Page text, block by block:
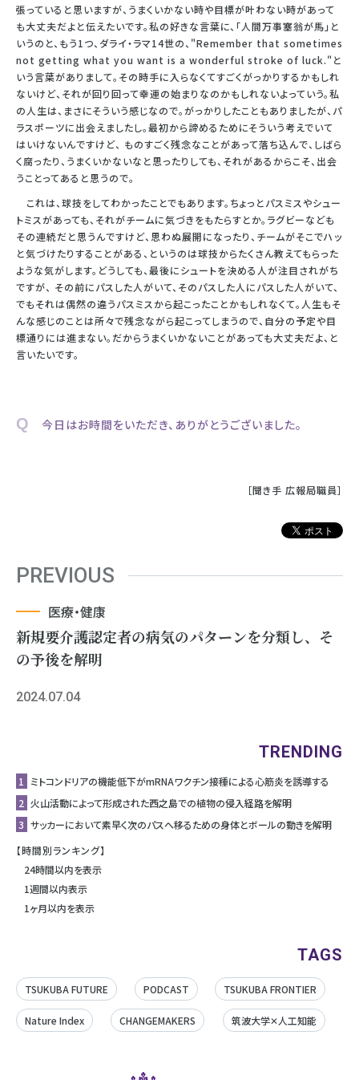
張っていると思いますが、うまくいかない時や目標が叶わない時があって
も大丈夫だよと伝えたいです。私の好きな言葉に、「人間万事塞翁が馬」と
いうのと、もう1つ、ダライ・ラマ14世の、"Remember that sometimes
not getting what you want is a wonderful stroke of luck."と
いう言葉がありまして。その時手に入らなくてすごくがっかりするかもしれ
ないけど、それが回り回って幸運の始まりなのかもしれないよっていう。私
の人生は、まさにそういう感じなので。がっかりしたこともありましたが、パ
ラスポーツに出会えましたし。最初から諦めるためにそういう考えでいて
はいけないんですけど、 ものすごく残念なことがあって落ち込んで、しばら
く腐ったり、うまくいかないなと思ったりしても、それがあるからこそ、出会
うことってあると思うので。
これは、球技をしてわかったことでもあります。ちょっとパスミスやシュー
トミスがあっても、それがチームに気づきをもたらすとか。ラグビーなども
その連続だと思うんですけど、思わぬ展開になったり、チームがそこでハッ
と気づけたりすることがある、というのは球技からたくさん教えてもらった
ような気がします。どうしても、最後にシュートを決める人が注目されがち
ですが、 その前にパスした人がいて、そのパスした人にパスした人がいて、
でもそれは偶然の違うパスミスから起こったことかもしれなくて。人生もそ
んな感じのことは所々で残念ながら起こってしまうので、自分の予定や目
標通りには進まない。だからうまくいかないことがあっても大丈夫だよ、と
言いたいです。
Q 今日はお時間をいただき、ありがとうございました。
［聞き手 広報局職員］
PREVIOUS
医療・健康
新規要介護認定者の病気のパターンを分類し、そ
の予後を解明
2024.07.04
TRENDING
1 ミトコンドリアの機能低下がmRNAワクチン接種による心筋炎を誘導する
2 ⽕⼭活動によって形成された⻄之島での植物の侵⼊経路を解明
3 サッカーにおいて素早く次のパスへ移るための身体とボールの動きを解明
【時間別ランキング】
24時間以内を表示
1週間以内表示
1ヶ月以内を表示
TAGS
TSUKUBA FUTURE PODCAST TSUKUBA FRONTIER
Nature Index CHANGEMAKERS 筑波大学✕人工知能